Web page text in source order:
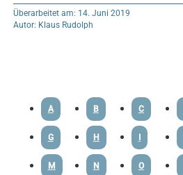
Überarbeitet am: 14. Juni 2019
Autor: Klaus Rudolph
A B C
G H I
M N O